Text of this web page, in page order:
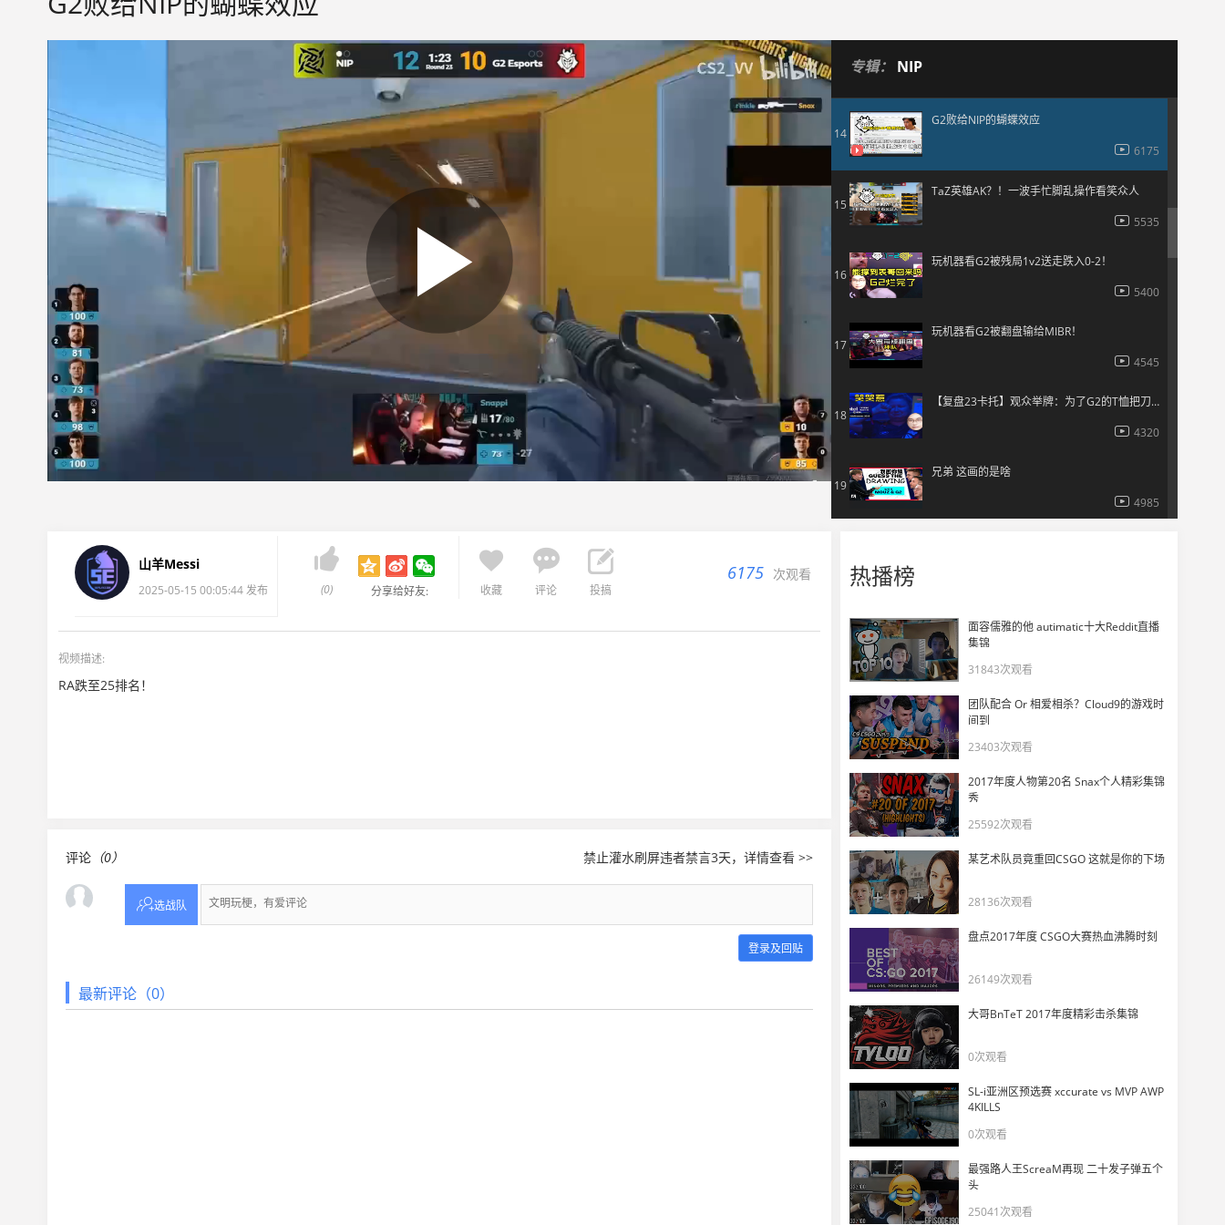
专辑： NIP
14
G2败给NIP的蝴蝶效应
6175
15
TaZ英雄AK？！一波手忙脚乱操作看笑众人
5535
16
玩机器看G2被残局1v2送走跌入0-2！
5400
17
玩机器看G2被翻盘输给MIBR！
4545
18
【复盘23卡托】观众举牌：为了G2的T恤把刀都卖了！
4320
19
兄弟 这画的是啥
4985
5740
CSBOY看G2确认租借hades来暂补小孩空缺！
4620
Falcons vs G2 PGL Bucharest 总决赛精彩时刻
4925
CSBOY看G2赛前官推：最后一舞！
CSBOY看m0NESY带飞G2进决赛数据！
Falcons、G2仍有机会决赛会师！
山羊Messi
2025-05-15 00:05:44 发布

(0) 分享给好友:

收藏

评论

投搞
6175 次观看
视频描述:
RA跌至25排名！
禁止灌水刷屏违者禁言3天，详情查看 >>
评论 （0）
选战队
登录及回贴
最新评论（0）
热播榜
面容儒雅的他 autimatic十大Reddit直播
集锦
31843次观看
团队配合 Or 相爱相杀？Cloud9的游戏时
间到
23403次观看
2017年度人物第20名 Snax个人精彩集锦
秀
25592次观看
某艺术队员竟重回CSGO 这就是你的下场
28136次观看
盘点2017年度 CSGO大赛热血沸腾时刻
26149次观看
大哥BnTeT 2017年度精彩击杀集锦
0次观看
SL-i亚洲区预选赛 xccurate vs MVP AWP
4KILLS
0次观看
最强路人王ScreaM再现 二十发子弹五个
头
25041次观看